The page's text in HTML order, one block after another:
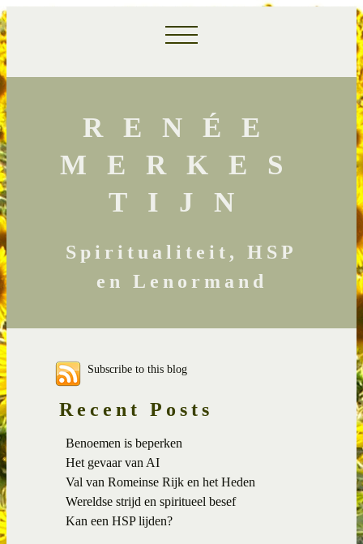
RENÉE
MERKES
TIJN
Spiritualiteit, HSP
en Lenormand
Subscribe to this blog
Recent Posts
Benoemen is beperken
Het gevaar van AI
Val van Romeinse Rijk en het Heden
Wereldse strijd en spiritueel besef
Kan een HSP lijden?